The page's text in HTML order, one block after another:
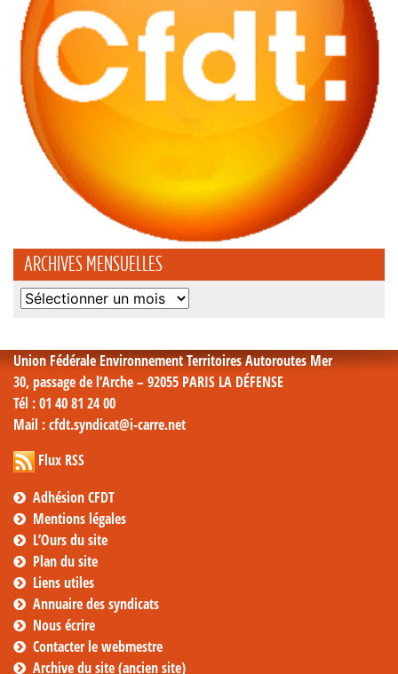
ARCHIVES MENSUELLES
Archives
Union Fédérale Environnement Territoires Autoroutes Mer
30, passage de l’Arche – 92055 PARIS LA DÉFENSE
Tél : 01 40 81 24 00
Mail : cfdt.syndicat@i-carre.net
Flux RSS
Adhésion CFDT
Mentions légales
L’Ours du site
Plan du site
Liens utiles
Annuaire des syndicats
Nous écrire
Contacter le webmestre
Archive du site (ancien site)